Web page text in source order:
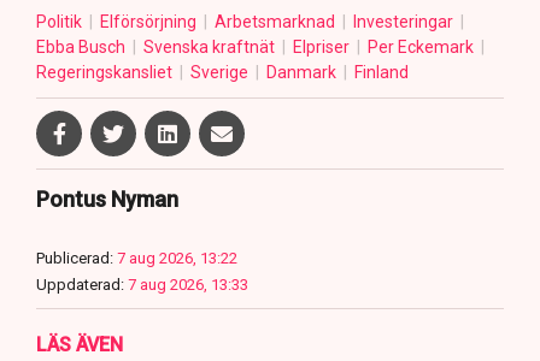
Politik Elförsörjning Arbetsmarknad
Investeringar
Ebba Busch
Svenska kraftnät Elpriser
Per Eckemark
Regeringskansliet
Sverige Danmark Finland
Pontus Nyman
Publicerad: 7 aug 2026, 13:22
Uppdaterad: 7 aug 2026, 13:33
LÄS ÄVEN